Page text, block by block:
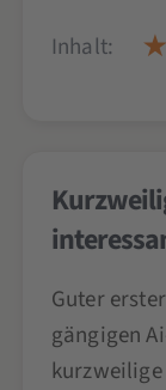
Inhalt:
Guter
gängigen